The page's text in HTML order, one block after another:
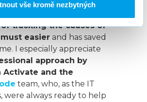
vše kromě nezbytných
speed of the IT solution.
tracking the causes of
easier and has saved
I especially appreciate
approach by
Activate and the
team, who, as the IT
were always ready to help